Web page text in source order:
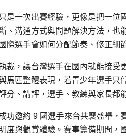
是一次出賽經驗，更像是把一
、溝通方式與問題解決方法，
際選手會如何分配節奏、修正細
裁，讓台灣選手在國內就能接
馬匹整體表現，若青少年選手
分、講評，選手、教練與家長都
功邀約 9 國選手來台共襄盛舉
度與觀賞體驗。賽事籌備期間